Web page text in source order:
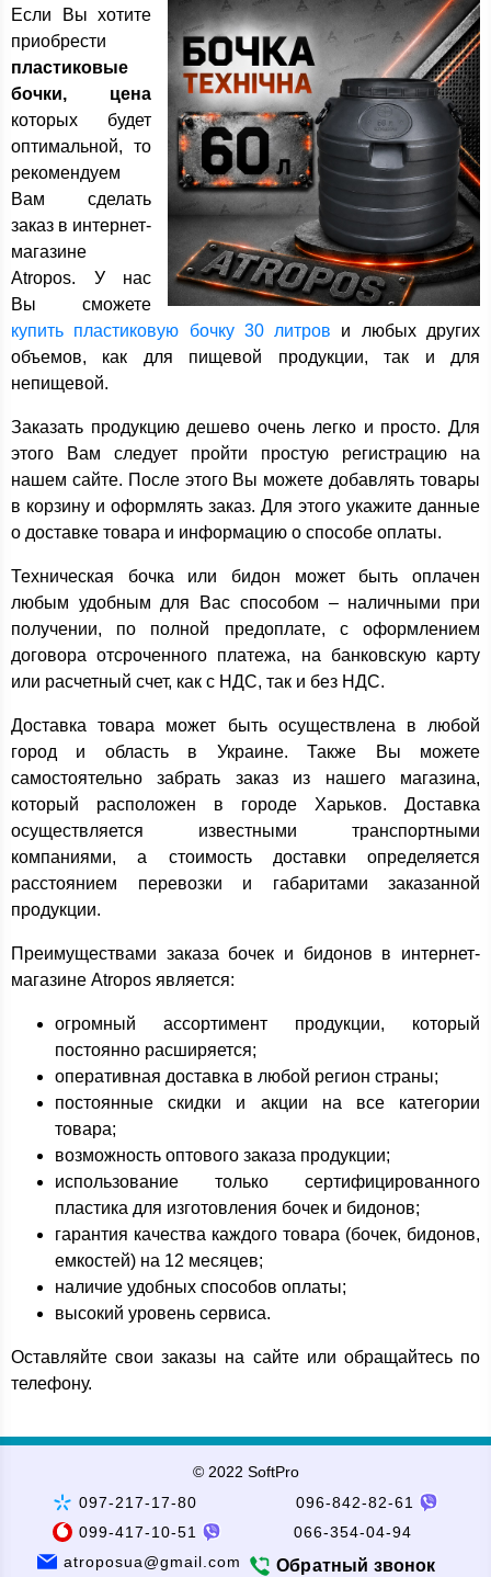
Если Вы хотите
приобрести
пластиковые
бочки, цена
которых будет
оптимальной, то
рекомендуем
Вам сделать
заказ в интернет-
магазине
Atropos. У нас
Вы сможете
купить пластиковую бочку 30 литров и любых других
объемов, как для пищевой продукции, так и для
непищевой.
Заказать продукцию дешево очень легко и просто. Для
этого Вам следует пройти простую регистрацию на
нашем сайте. После этого Вы можете добавлять товары
в корзину и оформлять заказ. Для этого укажите данные
о доставке товара и информацию о способе оплаты.
Техническая бочка или бидон может быть оплачен
любым удобным для Вас способом – наличными при
получении, по полной предоплате, с оформлением
договора отсроченного платежа, на банковскую карту
или расчетный счет, как с НДС, так и без НДС.
Доставка товара может быть осуществлена в любой
город и область в Украине. Также Вы можете
самостоятельно забрать заказ из нашего магазина,
который расположен в городе Харьков. Доставка
осуществляется известными транспортными
компаниями, а стоимость доставки определяется
расстоянием перевозки и габаритами заказанной
продукции.
Преимуществами заказа бочек и бидонов в интернет-
магазине Atropos является:
огромный ассортимент продукции, который
постоянно расширяется;
оперативная доставка в любой регион страны;
постоянные скидки и акции на все категории
товара;
возможность оптового заказа продукции;
использование только сертифицированного
пластика для изготовления бочек и бидонов;
гарантия качества каждого товара (бочек, бидонов,
емкостей) на 12 месяцев;
наличие удобных способов оплаты;
высокий уровень сервиса.
Оставляйте свои заказы на сайте или обращайтесь по
телефону.
© 2022 SoftPro
097-217-17-80
096-842-82-61
099-417-10-51
066-354-04-94
atroposua@gmail.com
Обратный звонок